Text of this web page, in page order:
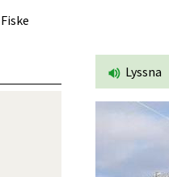
Fiske
Lyssna